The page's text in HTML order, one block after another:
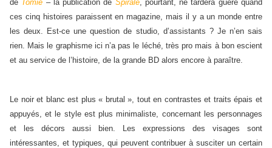
de Tomié – la publication de Spirale, pourtant, ne tardera guère quand
ces cinq histoires paraissent en magazine, mais il y a un monde entre
les deux. Est-ce une question de studio, d’assistants ? Je n’en sais
rien. Mais le graphisme ici n’a pas le léché, très pro mais à bon escient
et au service de l’histoire, de la grande BD alors encore à paraître.
Le noir et blanc est plus « brutal », tout en contrastes et traits épais et
appuyés, et le style est plus minimaliste, concernant les personnages
et les décors aussi bien. Les expressions des visages sont
intéressantes, et typiques, qui peuvent contribuer à susciter un certain